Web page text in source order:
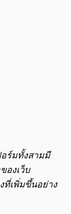
ร์มทั้งสามมี
องเว็บ
ที่เพิ่มขึ้นอย่าง